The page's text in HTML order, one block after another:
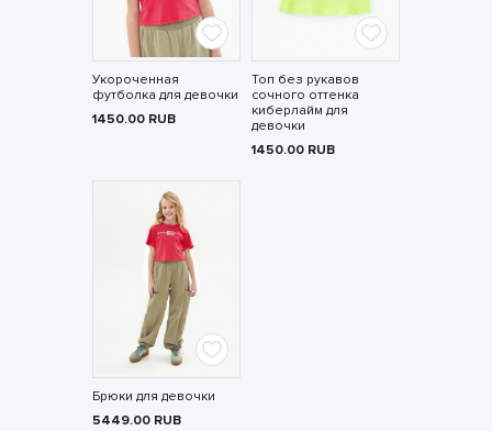
Укороченная
футболка для девочки
1450.00 RUB
Топ без рукавов
сочного оттенка
киберлайм для
девочки
1450.00 RUB
Брюки для девочки
5449.00 RUB